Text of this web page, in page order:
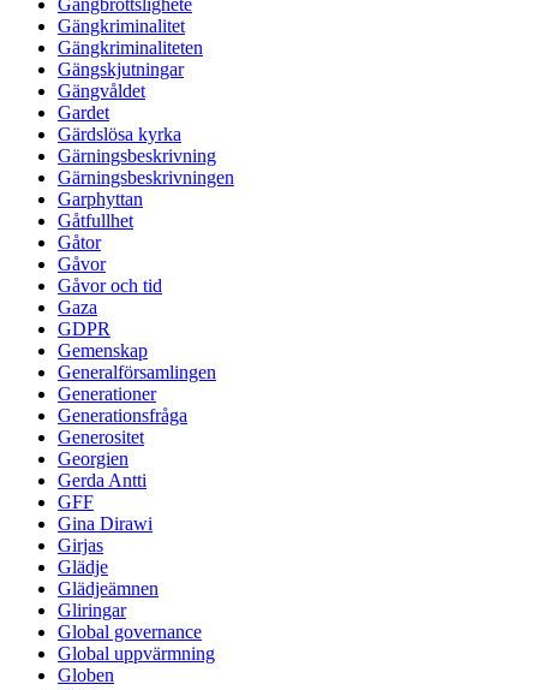
Gängkriminalitet
Gängkriminaliteten
Gängskjutningar
Gängvåldet
Gardet
Gärdslösa kyrka
Gärningsbeskrivning
Gärningsbeskrivningen
Garphyttan
Gåtfullhet
Gåtor
Gåvor
Gåvor och tid
Gaza
GDPR
Gemenskap
Generalförsamlingen
Generationer
Generationsfråga
Generositet
Georgien
Gerda Antti
GFF
Gina Dirawi
Girjas
Glädje
Glädjeämnen
Gliringar
Global governance
Global uppvärmning
Globen